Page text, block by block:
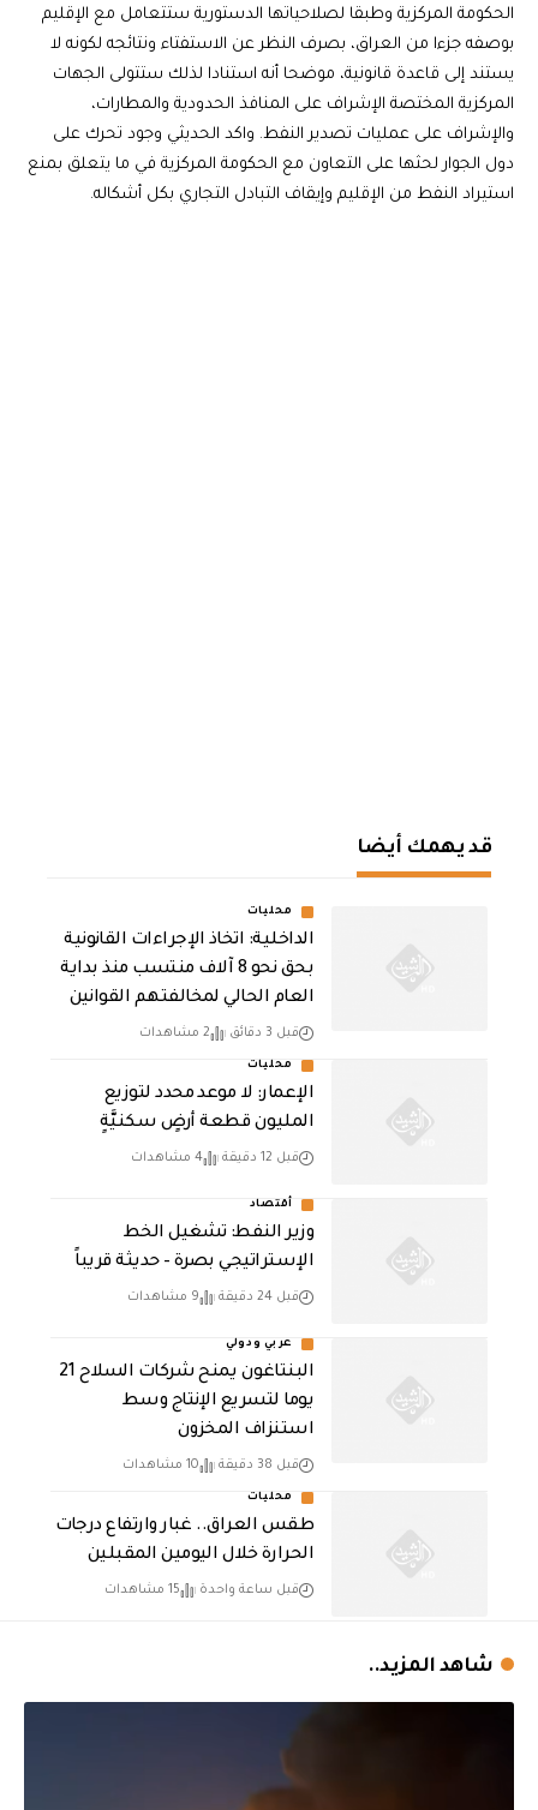
الحكومة المركزية وطبقا لصلاحياتها الدستورية ستتعامل مع الإقليم
بوصفه جزءا من العراق، بصرف النظر عن الاستفتاء ونتائجه لكونه لا
يستند إلى قاعدة قانونية، موضحا أنه استنادا لذلك ستتولى الجهات
المركزية المختصة الإشراف على المنافذ الحدودية والمطارات،
والإشراف على عمليات تصدير النفط. واكد الحديثي وجود تحرك على
دول الجوار لحثها على التعاون مع الحكومة المركزية في ما يتعلق بمنع
استيراد النفط من الإقليم وإيقاف التبادل التجاري بكل أشكاله.
قد يهمك أيضا
محليات
الداخلية: اتخاذ الإجراءات القانونية
بحق نحو 8 آلاف منتسب منذ بداية
العام الحالي لمخالفتهم القوانين
قبل 3 دقائق 2 مشاهدات
محليات
الإعمار: لا موعد محدد لتوزيع
المليون قطعة أرضٍ سكنيَّةٍ
قبل 12 دقيقة 4 مشاهدات
أقتصاد
وزير النفط: تشغيل الخط
الإستراتيجي بصرة – حديثة قريباً
قبل 24 دقيقة 9 مشاهدات
عربي ودولي
البنتاغون يمنح شركات السلاح 21
يوما لتسريع الإنتاج وسط
استنزاف المخزون
قبل 38 دقيقة 10 مشاهدات
محليات
طقس العراق.. غبار وارتفاع درجات
الحرارة خلال اليومين المقبلين
قبل ساعة واحدة 15 مشاهدات
شاهد المزيد..